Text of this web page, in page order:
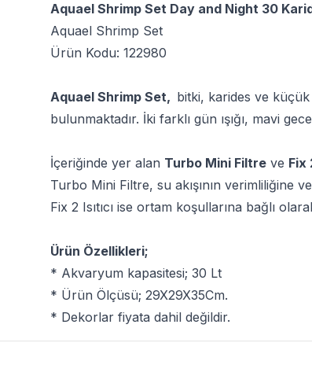
Aquael Shrimp Set Day and Night 30
Aquael Shrimp Set
Ürün Kodu: 122980
Aquael Shrimp Set, bitki, karides ve küçük
bulunmaktadır. İki farklı gün ışığı, mavi
İçeriğinde yer alan Turbo Mini Filtre ve Fix
Turbo Mini Filtre, su akışının verimliliğine
Fix 2 Isıtıcı ise ortam koşullarına bağlı
Ürün Özellikleri;
* Akvaryum kapasitesi; 30 Lt
* Ürün Ölçüsü; 29X29X35Cm.
* Dekorlar fiyata dahil değildir.